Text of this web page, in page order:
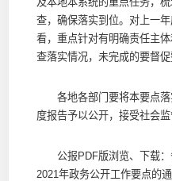
查，确保落实到位。对上一
看，重点针对有明确责任主
查落实情况，未完成的要督促
各地各部门要将本要点落
度报告予以公开，接受社会监
公报PDF版浏览、下载：
2021年政务公开工作要点的